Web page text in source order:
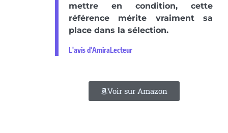
mettre en condition, cette
référence mérite vraiment sa
place dans la sélection.
L'avis d'AmiraLecteur
Voir sur Amazon